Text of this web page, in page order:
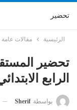
تحضير
الرئيسية مقالات عامة
تحضير
الرابع
بواسطة Sherif